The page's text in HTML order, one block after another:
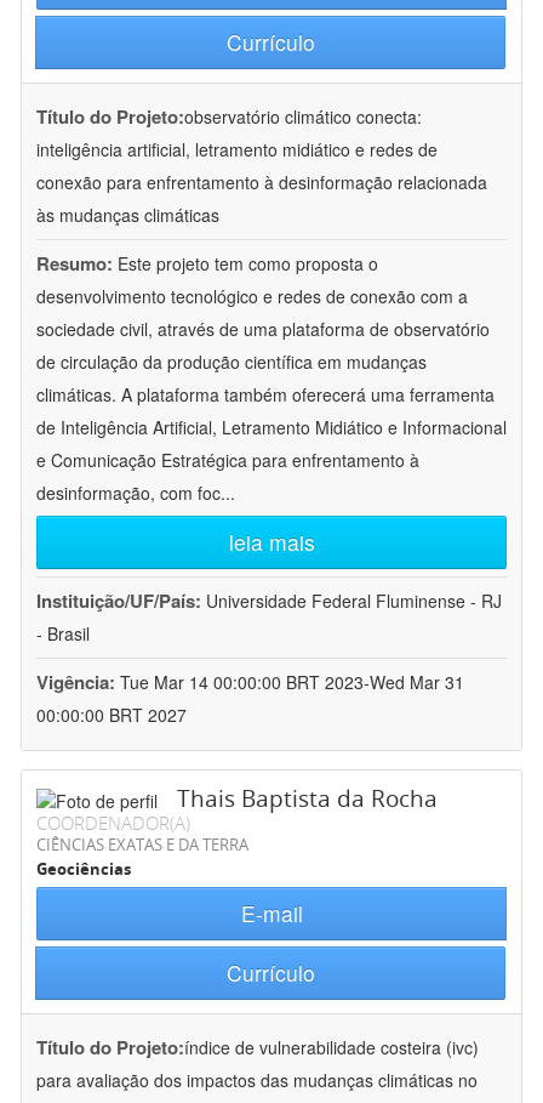
Currículo
Título do Projeto:observatório climático conecta:
inteligência artificial, letramento midiático e redes de
conexão para enfrentamento à desinformação relacionada
às mudanças climáticas
Resumo: Este projeto tem como proposta o
desenvolvimento tecnológico e redes de conexão com a
sociedade civil, através de uma plataforma de observatório
de circulação da produção científica em mudanças
climáticas. A plataforma também oferecerá uma ferramenta
de Inteligência Artificial, Letramento Midiático e Informacional
e Comunicação Estratégica para enfrentamento à
desinformação, com foc...
leia mais
Instituição/UF/País: Universidade Federal Fluminense - RJ
- Brasil
Vigência: Tue Mar 14 00:00:00 BRT 2023-Wed Mar 31
00:00:00 BRT 2027
Thais Baptista da Rocha
COORDENADOR(A)
CIÊNCIAS EXATAS E DA TERRA
Geociências
E-mail
Currículo
Título do Projeto:índice de vulnerabilidade costeira (ivc)
para avaliação dos impactos das mudanças climáticas no